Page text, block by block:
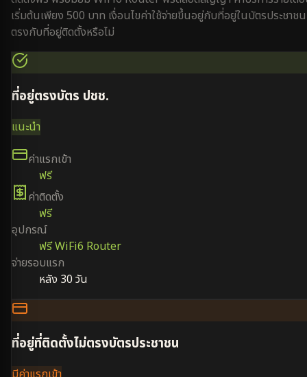
เริ่มต้นเพียง 500 บาท เงื่อนไขค่าใช้จ่ายขึ้นอยู่กับที่อยู่ในบัตรประชาชน
ตรงกับที่อยู่ติดตั้งหรือไม่
ที่อยู่ตรงบัตร ปชช.
แนะนำ
ค่าแรกเข้า
ฟรี
ค่าติดตั้ง
ฟรี
อุปกรณ์
ฟรี WiFi6 Router
จ่ายรอบแรก
หลัง 30 วัน
ที่อยู่ที่ติดตั้งไม่ตรงบัตรประชาชน